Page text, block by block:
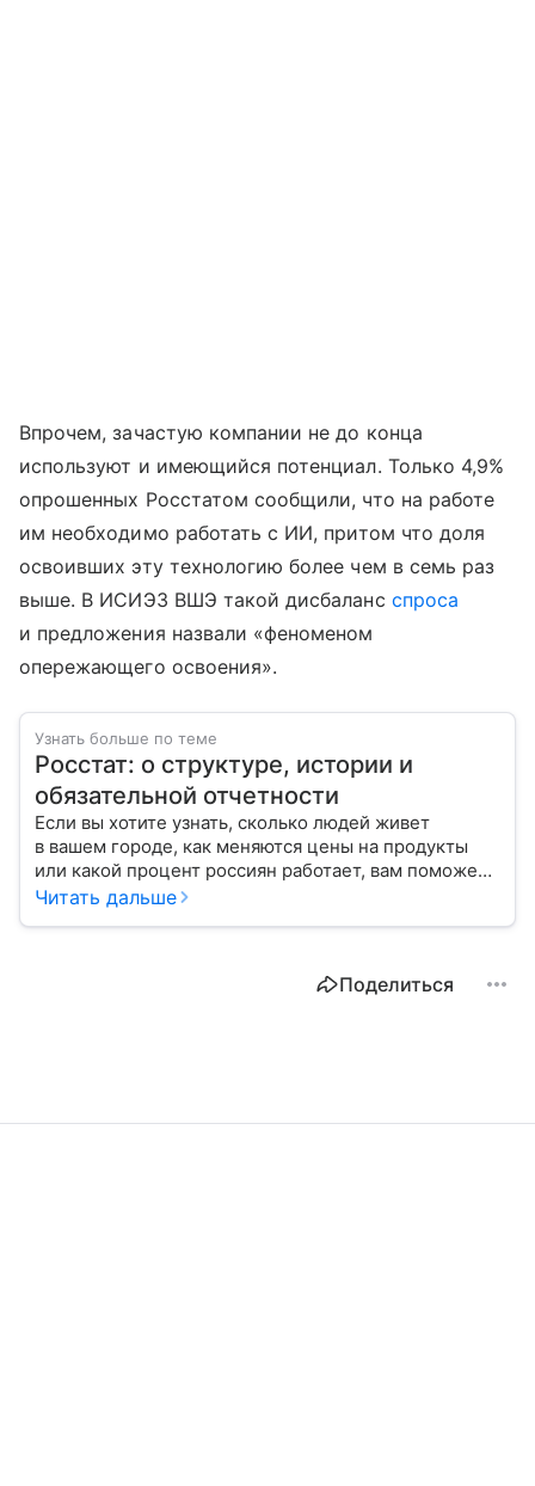
Впрочем, зачастую компании не до конца
используют и имеющийся потенциал. Только 4,9%
опрошенных Росстатом сообщили, что на работе
им необходимо работать с ИИ, притом что доля
освоивших эту технологию более чем в семь раз
выше. В ИСИЭЗ ВШЭ такой дисбаланс спроса
и предложения назвали «феноменом
опережающего освоения».
Узнать больше по теме
Росстат: о структуре, истории и
обязательной отчетности
Если вы хотите узнать, сколько людей живет
в вашем городе, как меняются цены на продукты
или какой процент россиян работает, вам поможет
Росстат. Расскажем, как взаимодействовать с этим
Читать дальше
Поделиться